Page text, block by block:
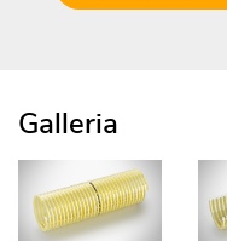
Galleria